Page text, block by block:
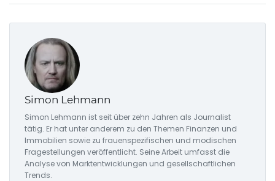
Simon Lehmann
Simon Lehmann ist seit über zehn Jahren als Journalist
tätig. Er hat unter anderem zu den Themen Finanzen und
Immobilien sowie zu frauenspezifischen und modischen
Fragestellungen veröffentlicht. Seine Arbeit umfasst die
Analyse von Marktentwicklungen und gesellschaftlichen
Trends.